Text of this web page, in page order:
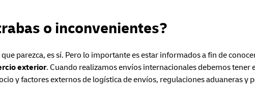
o inconvenientes?
parezca, es sí. Pero lo importante es estar informados a fin de
exterior. Cuando realizamos envíos internacionales debemos tener
y factores externos de logística de envíos, regulaciones aduaneras y